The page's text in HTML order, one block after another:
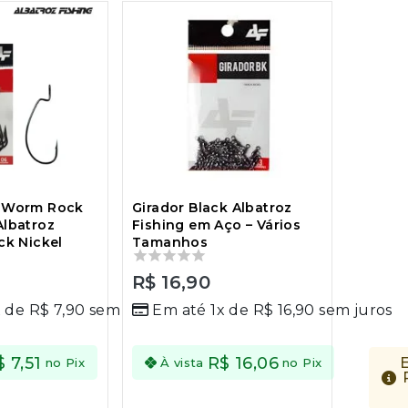
no
Rock
Nickel
de R$ 7,90 sem juros
7,51 no Pix
Economize
R$0,40no
Girador Black Albatroz
Fishing em Aço – Vários
Tamanhos
0
of
R$ 16,90
Em até 1x de R$ 16,90 sem juros
À vista R$ 16,06 no Pix